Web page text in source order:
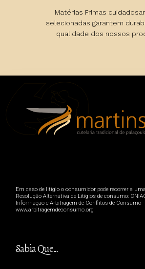
Matérias Primas
selecionadas garantem
qualidade dos nossos
Em caso de litígio o consumidor pode recorrer a
Resolução Alternativa de Litígios de consumo:
Informação e Arbitragem de Conflitos de Consumo -
www.arbitragemdeconsumo.org
Sabia Que...